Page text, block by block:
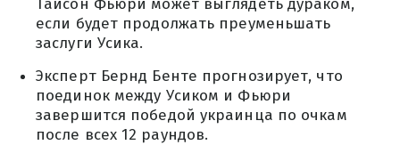
Тайсон Фьюри может выглядеть дураком,
если будет продолжать преуменьшать
заслуги Усика.
Эксперт Бернд Бенте прогнозирует, что
поединок между Усиком и Фьюри
завершится победой украинца по очкам
после всех 12 раундов.